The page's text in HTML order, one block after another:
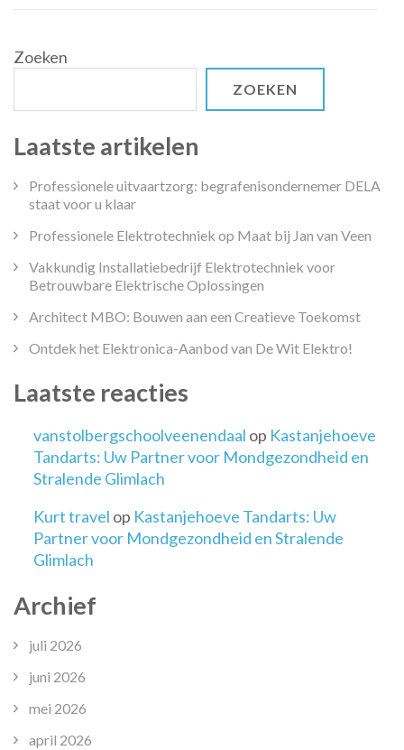
Zoeken
ZOEKEN
Laatste artikelen
Professionele uitvaartzorg: begrafenisondernemer DELA
staat voor u klaar
Professionele Elektrotechniek op Maat bij Jan van Veen
Vakkundig Installatiebedrijf Elektrotechniek voor
Betrouwbare Elektrische Oplossingen
Architect MBO: Bouwen aan een Creatieve Toekomst
Ontdek het Elektronica-Aanbod van De Wit Elektro!
Laatste reacties
vanstolbergschoolveenendaal op Kastanjehoeve
Tandarts: Uw Partner voor Mondgezondheid en
Stralende Glimlach
Kurt travel op Kastanjehoeve Tandarts: Uw
Partner voor Mondgezondheid en Stralende
Glimlach
Archief
juli 2026
juni 2026
mei 2026
april 2026